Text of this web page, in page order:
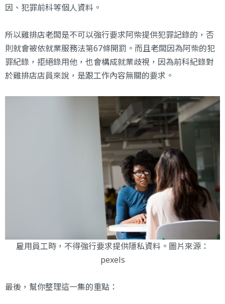
因、犯罪前科等個人資料。
所以雞排店老闆是不可以強行要求阿柴提供犯罪記錄的，否
則就會被依就業服務法第67條開罰。而且老闆因為阿柴的犯
罪紀錄，拒絕錄用他，也會構成就業歧視，因為前科紀錄對
於雞排店店員來說，是跟工作內容無關的要求。
雇用員工時，不得強行要求提供隱私資料。圖片來源：
pexels
最後，幫你整理這一集的重點：